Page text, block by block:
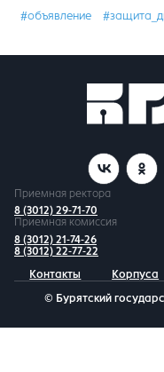
#объявление
Приемная ректора
8 (3012) 29-71-70
Приемная комиссия
8 (3012) 21-74-26
8 (3012) 22-77-22
Контакты
Корпуса
© Бурятский